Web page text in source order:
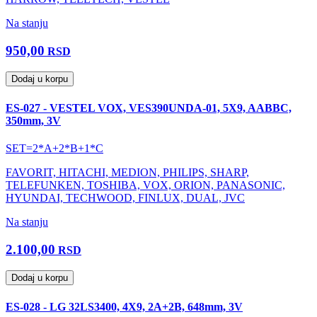
Na stanju
950,00 RSD
Dodaj u korpu
ES-027 - VESTEL VOX, VES390UNDA-01, 5X9, AABBC,
350mm, 3V
SET=2*A+2*B+1*C
FAVORIT, HITACHI, MEDION, PHILIPS, SHARP,
TELEFUNKEN, TOSHIBA, VOX, ORION, PANASONIC,
HYUNDAI, TECHWOOD, FINLUX, DUAL, JVC
Na stanju
2.100,00 RSD
Dodaj u korpu
ES-028 - LG 32LS3400, 4X9, 2A+2B, 648mm, 3V